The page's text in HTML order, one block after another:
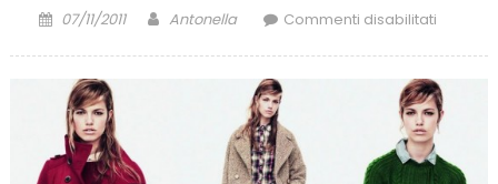
Posted
07/11/2011 Author
Antonella Commenti disabilitati
al
Sole:
di